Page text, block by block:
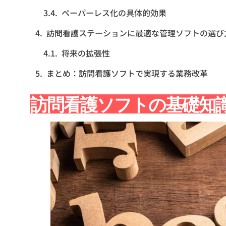
ペーパーレス化の具体的効果
訪問看護ステーションに最適な管理ソフトの選
将来の拡張性
まとめ：訪問看護ソフトで実現する業務改革
訪問看護ソフトの基礎知